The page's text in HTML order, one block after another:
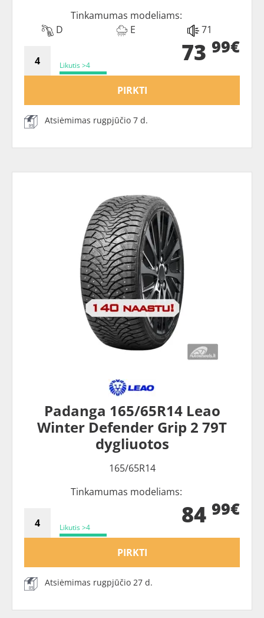
Tinkamumas modeliams:
D
E 71
Likutis >4 73 99€
PIRKTI
Atsiėmimas rugpjūčio 7 d.
Padanga 165/65R14 Leao
Winter Defender Grip 2 79T
dygliuotos
165/65R14
Tinkamumas modeliams:
Likutis >4 84 99€
PIRKTI
Atsiėmimas rugpjūčio 27 d.